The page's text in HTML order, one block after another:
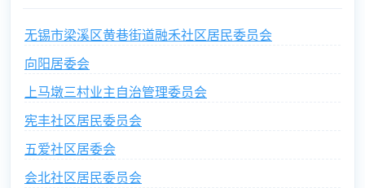
无锡市梁溪区黄巷街道融禾社区居民委员会
向阳居委会
上马墩三村业主自治管理委员会
宪丰社区居民委员会
五爱社区居委会
会北社区居民委员会